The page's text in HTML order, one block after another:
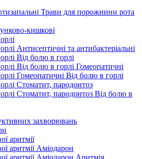
Трави для порожнини рота
кишкові
Антисептичні та антибактеріальні
Від болю в горлі
Від болю в горлі Гомеопатичні
Гомеопатичні Від болю в горлі
Стоматит, пародонтоз
Стоматит, пародонтоз Від болю в
захворювань
аритмії
аритмії Аміодарон
аритмії Аміодарон Аритмія